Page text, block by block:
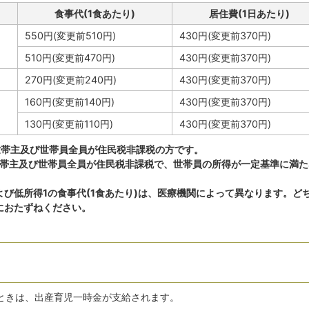
食事代(1食あたり)
居住費(1日あたり)
550円(変更前510円)
430円(変更前370円)
510円(変更前470円)
430円(変更前370円)
270円(変更前240円)
430円(変更前370円)
160円(変更前140円)
430円(変更前370円)
130円(変更前110円)
430円(変更前370円)
主及び世帯員全員が住民税非課税の方です。
主及び世帯員全員が住民税非課税で、世帯員の所得が一定基準に満
低所得1の食事代(1食あたり)は、医療機関によって異なります。ど
たずねください。
は、出産育児一時金が支給されます。